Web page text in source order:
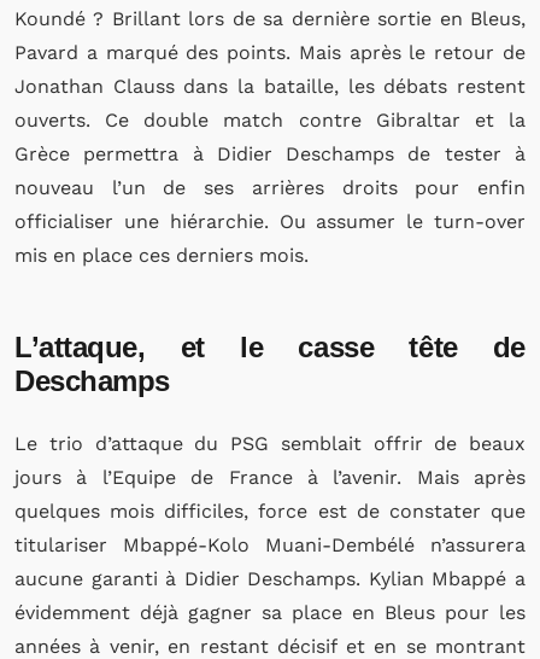
Koundé ? Brillant lors de sa dernière sortie en Bleus,
Pavard a marqué des points. Mais après le retour de
Jonathan Clauss dans la bataille, les débats restent
ouverts. Ce double match contre Gibraltar et la
Grèce permettra à Didier Deschamps de tester à
nouveau l’un de ses arrières droits pour enfin
officialiser une hiérarchie. Ou assumer le turn-over
mis en place ces derniers mois.
L’attaque, et le casse tête de
Deschamps
Le trio d’attaque du PSG semblait offrir de beaux
jours à l’Equipe de France à l’avenir. Mais après
quelques mois difficiles, force est de constater que
titulariser Mbappé-Kolo Muani-Dembélé n’assurera
aucune garanti à Didier Deschamps. Kylian Mbappé a
évidemment déjà gagner sa place en Bleus pour les
années à venir, en restant décisif et en se montrant